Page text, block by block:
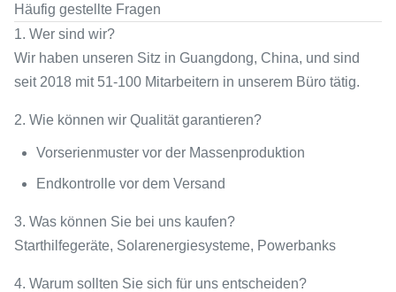
Häufig gestellte Fragen
1. Wer sind wir?
Wir haben unseren Sitz in Guangdong, China, und sind
seit 2018 mit 51-100 Mitarbeitern in unserem Büro tätig.
2. Wie können wir Qualität garantieren?
Vorserienmuster vor der Massenproduktion
Endkontrolle vor dem Versand
3. Was können Sie bei uns kaufen?
Starthilfegeräte, Solarenergiesysteme, Powerbanks
4. Warum sollten Sie sich für uns entscheiden?